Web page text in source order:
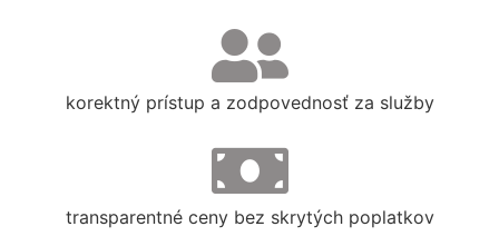
korektný prístup a zodpovednosť za služby
transparentné ceny bez skrytých poplatkov